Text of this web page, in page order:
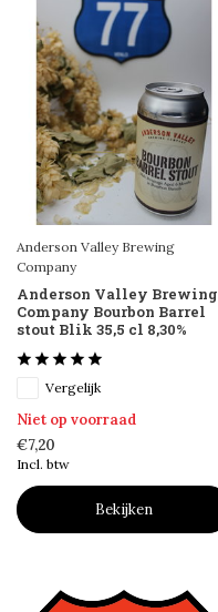
Anderson Valley Brewing
Company
Anderson Valley Brewing
Company Bourbon Barrel
stout Blik 35,5 cl 8,30%
Vergelijk
Niet op voorraad
€7,20
Incl. btw
Bekijken